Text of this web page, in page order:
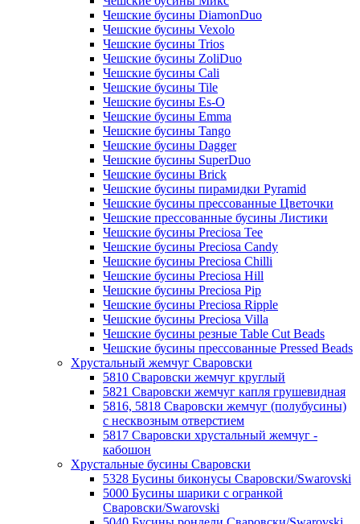
Чешские бусины DiamonDuo
Чешские бусины Vexolo
Чешские бусины Trios
Чешские бусины ZoliDuo
Чешские бусины Cali
Чешские бусины Tile
Чешские бусины Es-O
Чешские бусины Emma
Чешские бусины Tango
Чешские бусины Dagger
Чешские бусины SuperDuo
Чешские бусины Brick
Чешские бусины пирамидки Pyramid
Чешские бусины прессованные Цветочки
Чешские прессованные бусины Листики
Чешские бусины Preciosa Tee
Чешские бусины Preciosa Candy
Чешские бусины Preciosa Chilli
Чешские бусины Preciosa Hill
Чешские бусины Preciosa Pip
Чешские бусины Preciosa Ripple
Чешские бусины Preciosa Villa
Чешские бусины резные Table Cut Beads
Чешские бусины прессованные Pressed Beads
Хрустальный жемчуг Сваровски
5810 Сваровски жемчуг круглый
5821 Сваровски жемчуг капля грушевидная
5816, 5818 Сваровски жемчуг (полубусины)
с несквозным отверстием
5817 Сваровски хрустальный жемчуг -
кабошон
Хрустальные бусины Сваровски
5328 Бусины биконусы Сваровски/Swarovski
5000 Бусины шарики с огранкой
Сваровски/Swarovski